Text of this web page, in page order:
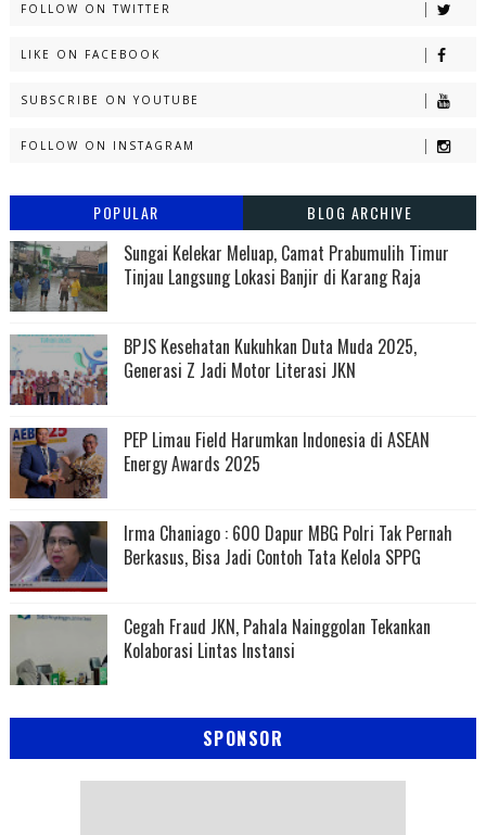
FOLLOW ON TWITTER
LIKE ON FACEBOOK
SUBSCRIBE ON YOUTUBE
FOLLOW ON INSTAGRAM
POPULAR BLOG ARCHIVE
Sungai Kelekar Meluap, Camat Prabumulih Timur
Tinjau Langsung Lokasi Banjir di Karang Raja
BPJS Kesehatan Kukuhkan Duta Muda 2025,
Generasi Z Jadi Motor Literasi JKN
PEP Limau Field Harumkan Indonesia di ASEAN
Energy Awards 2025
Irma Chaniago : 600 Dapur MBG Polri Tak Pernah
Berkasus, Bisa Jadi Contoh Tata Kelola SPPG
Cegah Fraud JKN, Pahala Nainggolan Tekankan
Kolaborasi Lintas Instansi
SPONSOR